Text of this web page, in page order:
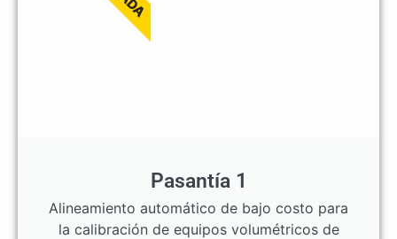
Pasantía 1
Alineamiento automático de bajo costo para
la calibración de equipos volumétricos de